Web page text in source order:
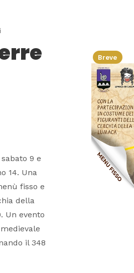
9 e
14. Una
fisso e
della
Un evento
il 348
Breve